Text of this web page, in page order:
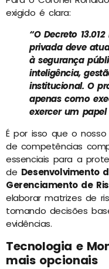
exigido é clara:
“O Decreto
privada deve
à segurança
inteligência,
institucional. O
apenas como
exercer um papel
É por isso que o
de competências
essenciais para a
de Desenvolvimento
Gerenciamento de
elaborar matrizes de
tomando decisões
evidências.
Tecnologia e
mais opcionais